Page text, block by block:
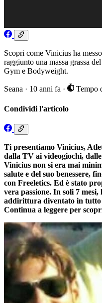
Scopri come Vinicius ha
raggiunto una massa grassa
Gym e Bodyweight.
Seana · 10 anni fa · Tempo
Condividi l'articolo
Ti presentiamo Vinicius,
dalla TV ai videogiochi,
Vinicius non si era mai
salute e del suo benessere,
con Freeletics. Ed è stato
vera passione. In soli 7
addirittura diventato in
Continua a leggere per